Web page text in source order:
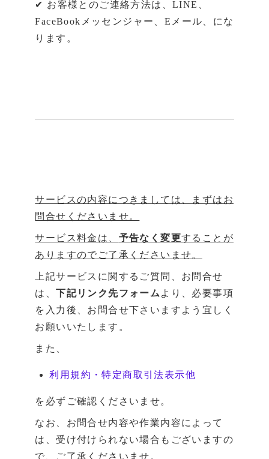
✔ お客様とのご連絡方法は、LINE、
FaceBookメッセンジャー、Eメール、にな
ります。
サービスの内容につきましては、まずはお
問合せくださいませ。
サービス料金は、 予告なく変更することが
ありますのでご了承くださいませ。
上記サービスに関するご質問、お問合せ
は、下記リンク先フォーム より、必要事項
を入力後、お問合せ下さいますよう宜しく
お願いいたします。
また、
利用規約・特定商取引法表示他
を必ずご確認くださいませ。
なお、お問合せ内容や作業内容によって
は、受け付けられない場合もございますの
で、ご了承くださいませ。